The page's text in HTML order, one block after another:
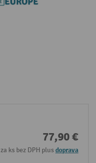
77,90 €
za ks bez DPH plusdoprava